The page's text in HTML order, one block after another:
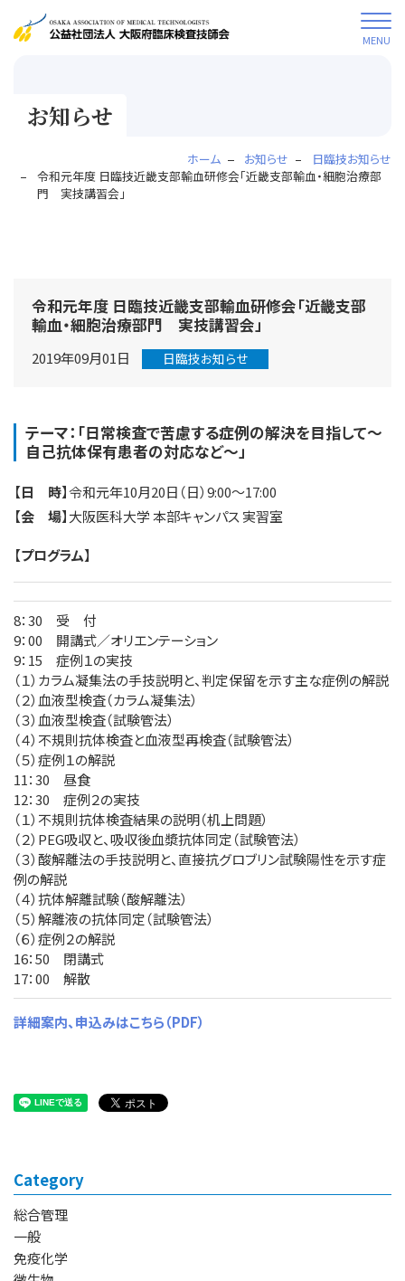
MENU
お知らせ
ホーム お知らせ
日臨技お知らせ
令和元年度 日臨技近畿支部輸血研修会「近畿支部輸血・細胞治療部
門 実技講習会」
令和元年度 日臨技近畿支部輸血研修会「近畿支部
輸血・細胞治療部門 実技講習会」
2019年09月01日 日臨技お知らせ
テーマ：「日常検査で苦慮する症例の解決を目指して～
自己抗体保有患者の対応など～」
【 日 時】令和元年10月20日（日）9:00～17:00
【会 場】大阪医科大学 本部キャンパス 実習室
【 プログラム】
8：30 受 付
9：00 開講式／オリエンテーション
9：15 症例１の実技
（１）カラム凝集法の手技説明と、判定保留を示す主な症例の解説
（２）血液型検査（カラム凝集法）
（３）血液型検査（試験管法）
（４）不規則抗体検査と血液型再検査（試験管法）
（５）症例１の解説
11：30 昼食
12：30 症例２の実技
（１）不規則抗体検査結果の説明（机上問題）
（２）PEG吸収と、吸収後血漿抗体同定（試験管法）
（３）酸解離法の手技説明と、直接抗グロブリン試験陽性を示す症
例の解説
（４）抗体解離試験（酸解離法）
（５）解離液の抗体同定（試験管法）
（６）症例２の解説
16：50 閉講式
17：00 解散
詳細案内、申込みはこちら（PDF）
Category
総合管理
一般
免疫化学